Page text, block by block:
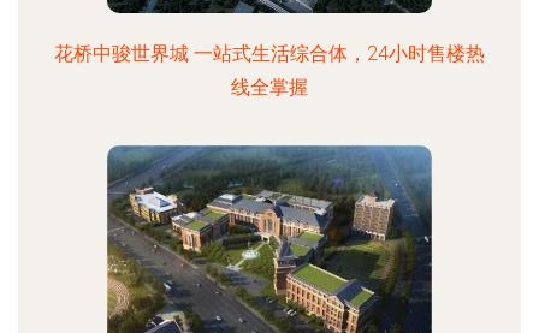
花桥中骏世界城 一站式生活综合体，24小时售楼热
线全掌握